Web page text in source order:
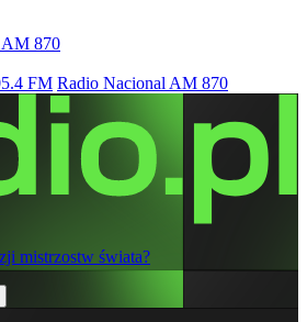
AM 870
FM Radio Nacional AM 870
mistrzostw świata?